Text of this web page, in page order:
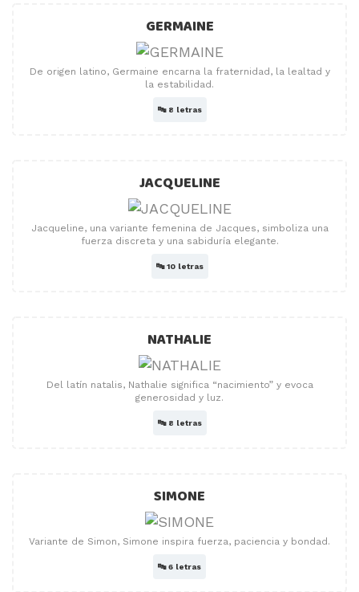
GERMAINE
De origen latino, Germaine encarna la fraternidad, la lealtad y
la estabilidad.
🔤 8 letras
JACQUELINE
Jacqueline, una variante femenina de Jacques, simboliza una
fuerza discreta y una sabiduría elegante.
🔤10 letras
NATHALIE
Del latín natalis, Nathalie significa “nacimiento” y evoca
generosidad y luz.
🔤 8 letras
SIMONE
Variante de Simon, Simone inspira fuerza, paciencia y bondad.
🔤6 letras